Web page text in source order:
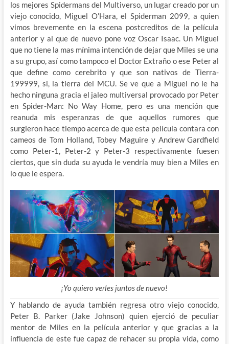
los mejores Spidermans del Multiverso, un lugar creado por un
viejo conocido, Miguel O’Hara, el Spiderman 2099, a quien
vimos brevemente en la escena postcreditos de la película
anterior y al que de nuevo pone voz Oscar Isaac. Un Miguel
que no tiene la mas mínima intención de dejar que Miles se una
a su grupo, así como tampoco el Doctor Extraño o ese Peter al
que define como cerebrito y que son nativos de Tierra-
199999, si, la tierra del MCU. Se ve que a Miguel no le ha
hecho ninguna gracia el jaleo multiversal provocado por Peter
en Spider-Man: No Way Home, pero es una mención que
reanuda mis esperanzas de que aquellos rumores que
surgieron hace tiempo acerca de que esta película contara con
cameos de Tom Holland, Tobey Maguire y Andrew Gardfield
como Peter-1, Peter-2 y Peter-3 respectivamente fuesen
ciertos, que sin duda su ayuda le vendría muy bien a Miles en
lo que le espera.
¡Yo quiero verles juntos de nuevo!
Y hablando de ayuda también regresa otro viejo conocido,
Peter B. Parker (Jake Johnson) quien ejerció de peculiar
mentor de Miles en la película anterior y que gracias a la
influencia de este fue capaz de rehacer su propia vida, como